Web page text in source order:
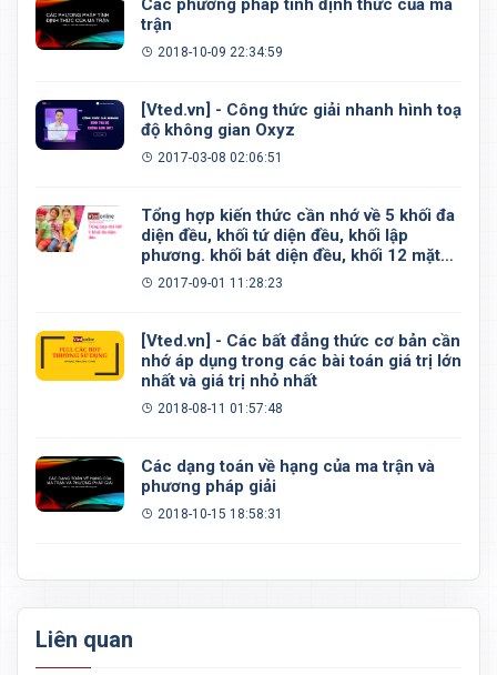
Các phương pháp tính định thức của ma
trận
2018-10-09 22:34:59
[Vted.vn] - Công thức giải nhanh hình toạ
độ không gian Oxyz
2017-03-08 02:06:51
Tổng hợp kiến thức cần nhớ về 5 khối đa
diện đều, khối tứ diện đều, khối lập
phương. khối bát diện đều, khối 12 mặt
đều, khối 20 mặt đều
2017-09-01 11:28:23
[Vted.vn] - Các bất đẳng thức cơ bản cần
nhớ áp dụng trong các bài toán giá trị lớn
nhất và giá trị nhỏ nhất
2018-08-11 01:57:48
Các dạng toán về hạng của ma trận và
phương pháp giải
2018-10-15 18:58:31
Liên quan